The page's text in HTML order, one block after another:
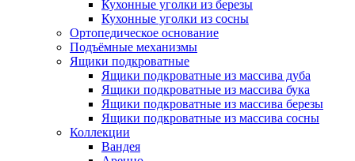
Кухонные уголки из березы
Кухонные уголки из сосны
Ортопедическое основание
Подъёмные механизмы
Ящики подкроватные
Ящики подкроватные из массива дуба
Ящики подкроватные из массива бука
Ящики подкроватные из массива березы
Ящики подкроватные из массива сосны
Коллекции
Вандея